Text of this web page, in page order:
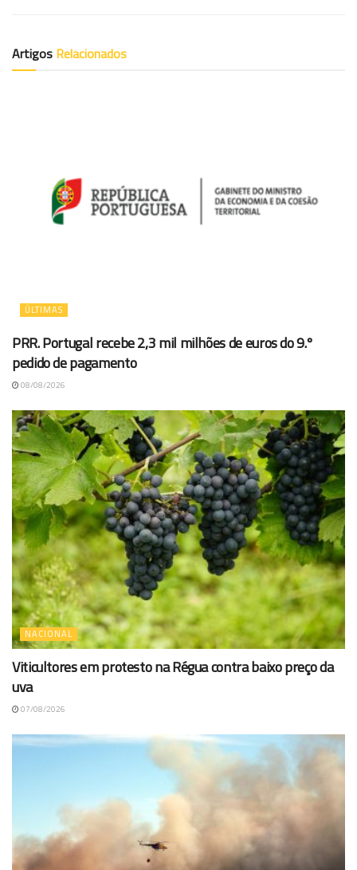
Artigos Relacionados
ÚLTIMAS
PRR. Portugal recebe 2,3 mil milhões de euros do 9.º
pedido de pagamento
08/08/2026
NACIONAL
Viticultores em protesto na Régua contra baixo preço da
uva
07/08/2026